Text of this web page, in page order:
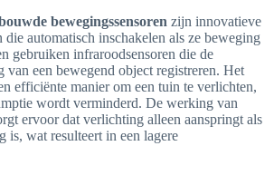
bewegingssensoren zijn innovatieve
automatisch inschakelen als ze beweging
gebruiken infraroodsensoren die de
van een bewegend object registreren. Het
efficiënte manier om een tuin te verlichten,
wordt verminderd. De werking van
ervoor dat verlichting alleen aanspringt als
is, wat resulteert in een lagere